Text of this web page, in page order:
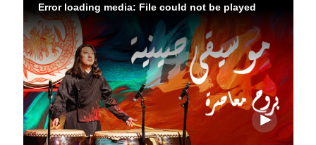
Error loading media: File could not be played